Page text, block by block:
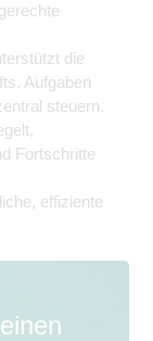
die
Aufgaben
steuern.
Fortschritte
effiziente